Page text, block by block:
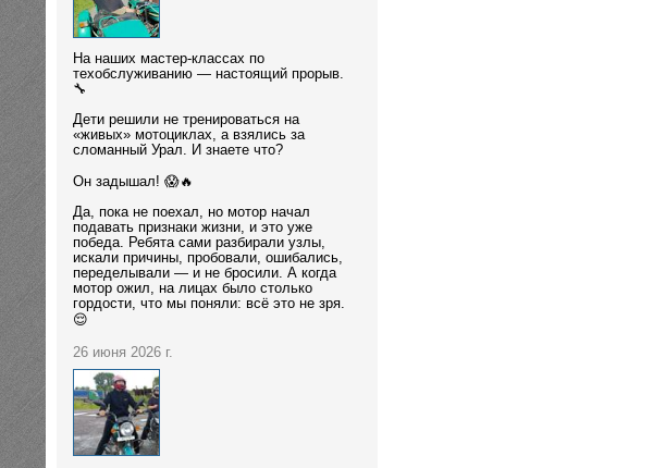
На наших мастер-классах по
техобслуживанию — настоящий прорыв.
🔧
Дети решили не тренироваться на
«живых» мотоциклах, а взялись за
сломанный Урал. И знаете что?
Он задышал! 😱🔥
Да, пока не поехал, но мотор начал
подавать признаки жизни, и это уже
победа. Ребята сами разбирали узлы,
искали причины, пробовали, ошибались,
переделывали — и не бросили. А когда
мотор ожил, на лицах было столько
гордости, что мы поняли: всё это не зря.
😌
26 июня 2026 г.